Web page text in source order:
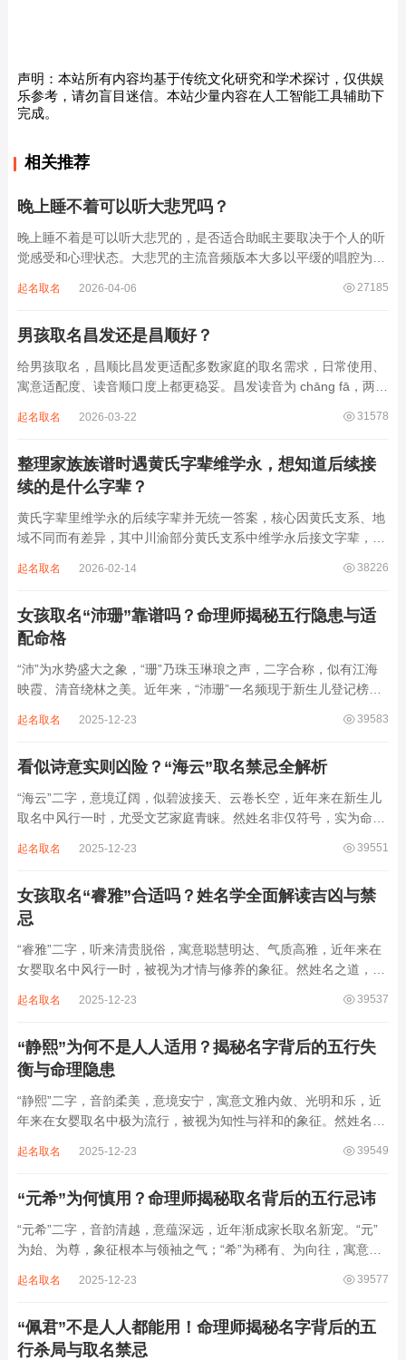
声明：本站所有内容均基于传统文化研究和学术探讨，仅供娱
乐参考，请勿盲目迷信。本站少量内容在人工智能工具辅助下
完成。
相关推荐
晚上睡不着可以听大悲咒吗？
晚上睡不着是可以听大悲咒的，是否适合助眠主要取决于个人的听
觉感受和心理状态。大悲咒的主流音频版本大多以平缓的唱腔为
急促的鼓点，这类音频本身具备静心的基础特质。睡前思绪繁杂、
27185
起名取名 2026-04-06
男孩取名昌发还是昌顺好？
给男孩取名，昌顺比昌发更适配多数家庭的取名需求，日常使用、
寓意适配度、读音顺口度上都更稳妥。昌发读音为 chāng fā，两个
离叫名字时辨识度不高。昌字本义为兴盛、繁茂，发字核心指向发
31578
起名取名 2026-03-22
整理家族族谱时遇黄氏字辈维学永，想知道后续接
续的是什么字辈？
黄氏字辈里维学永的后续字辈并无统一答案，核心因黄氏支系、地
域不同而有差异，其中川渝部分黄氏支系中维学永后接文字辈，完
某支系的续修字辈，在安岳、岳池一带的黄氏族谱里能明确查到，
38226
起名取名 2026-02-14
女孩取名“沛珊”靠谱吗？命理师揭秘五行隐患与适
配命格
“沛”为水势盛大之象，“珊”乃珠玉琳琅之声，二字合称，似有江海
映霞、清音绕林之美。近年来，“沛珊”一名频现于新生儿登记榜
雅符号，实为命理五行流转之枢纽。一字之选，关乎气场平衡。沛
39583
起名取名 2025-12-23
看似诗意实则凶险？“海云”取名禁忌全解析
“海云”二字，意境辽阔，似碧波接天、云卷长空，近年来在新生儿
取名中风行一时，尤受文艺家庭青睐。然姓名非仅符号，实为命局
滔天，木浮无根，阴气过重，易致意志不坚、事业漂泊、健康受
39551
起名取名 2025-12-23
女孩取名“睿雅”合适吗？姓名学全面解读吉凶与禁
忌
“睿雅”二字，听来清贵脱俗，寓意聪慧明达、气质高雅，近年来在
女婴取名中风行一时，被视为才情与修养的象征。然姓名之道，贵
增心力。细察“睿雅”之局，实藏金水成势、火土受制之患，若不顾
39537
起名取名 2025-12-23
“静熙”为何不是人人适用？揭秘名字背后的五行失
衡与命理隐患
“静熙”二字，音韵柔美，意境安宁，寓意文雅内敛、光明和乐，近
年来在女婴取名中极为流行，被视为知性与祥和的象征。然姓名命
象，实藏金水偏寒、火气受制之弊，若不顾八字强弱，盲目套用，
39549
起名取名 2025-12-23
“元希”为何慎用？命理师揭秘取名背后的五行忌讳
“元希”二字，音韵清越，意蕴深远，近年渐成家长取名新宠。“元”
为始、为尊，象征根本与领袖之气；“希”为稀有、为向往，寓意卓
象。然姓名非止文雅，实为命理气场之枢纽。一字之选，关乎运途
39577
起名取名 2025-12-23
“佩君”不是人人都能用！命理师揭秘名字背后的五
行杀局与取名禁忌